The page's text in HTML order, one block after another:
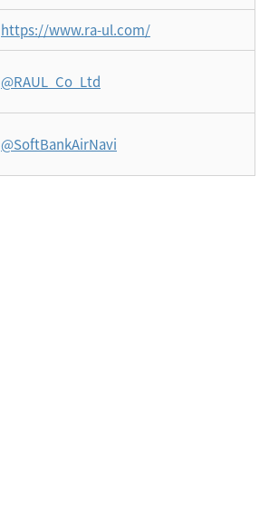
https://www.ra-ul.com/
@RAUL_Co_Ltd
@SoftBankAirNavi